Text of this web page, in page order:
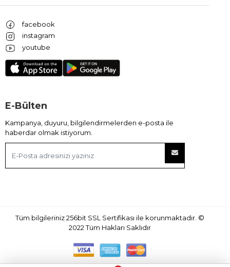
facebook
instagram
youtube
E-Bülten
Kampanya, duyuru, bilgilendirmelerden e-posta ile
haberdar olmak istiyorum.
Tüm bilgileriniz 256bit SSL Sertifikası ile korunmaktadır. ©
2022Tüm Hakları Saklıdır